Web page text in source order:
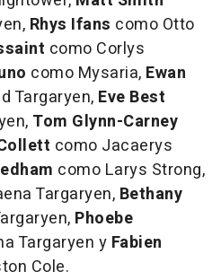
Rhys Ifans como Otto
como Corlys
como Mysaria, Ewan
Targaryen, Eve Best
Tom Glynn-Carney
como Jacaerys
como Larys Strong,
Targaryen, Bethany
Phoebe
Targaryen y Fabien
Cole.